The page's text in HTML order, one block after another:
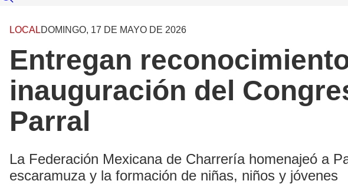
LOCALDOMINGO, 17 DE MAYO DE 2026
Entregan
inauguración del
Parral
La Federación Mexicana de Charrería homenajeó a
escaramuza y la formación de niñas, niños y jóvenes